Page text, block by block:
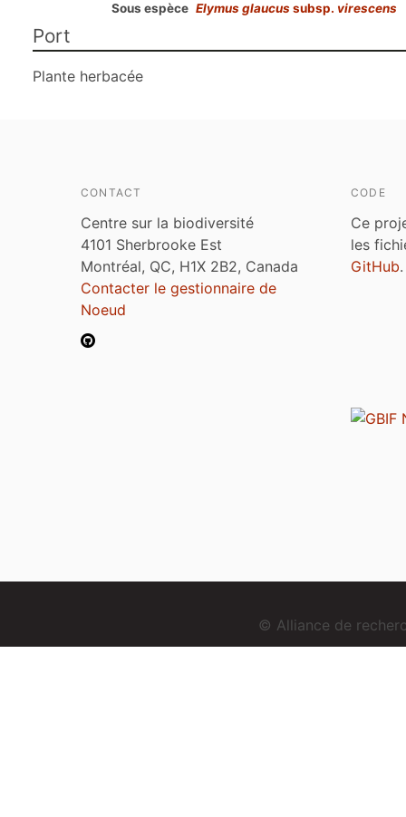
Sous espèce Elymus glaucus subsp. virescens
Port
Plante herbacée
CONTACT
Centre sur la biodiversité
4101 Sherbrooke Est
Montréal, QC, H1X 2B2, Canada
Contacter le gestionnaire de
Noeud
CODE
Ce
les
GitHub.
© Alliance de